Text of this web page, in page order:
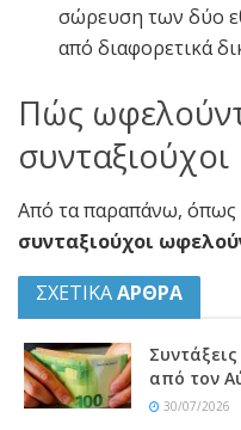
σώρευση των δύο
από διαφορετικά
Πώς
συνταξιούχοι
Από τα παραπάνω, όπως
συνταξιούχοι
ΣΧΕΤΙΚΑΑΡΘΡΑ
από τον
30/07/2026